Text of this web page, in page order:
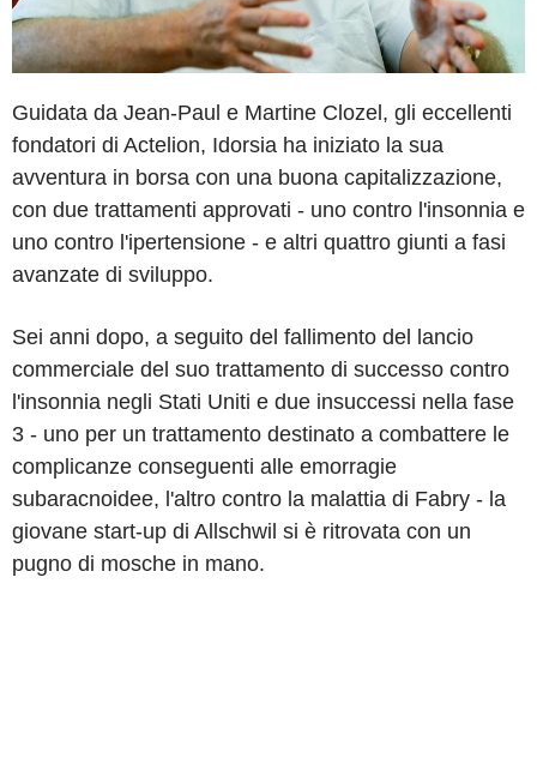
Guidata da Jean-Paul e Martine Clozel, gli eccellenti
fondatori di Actelion, Idorsia ha iniziato la sua
avventura in borsa con una buona capitalizzazione,
con due trattamenti approvati - uno contro l'insonnia e
uno contro l'ipertensione - e altri quattro giunti a fasi
avanzate di sviluppo.
Sei anni dopo, a seguito del fallimento del lancio
commerciale del suo trattamento di successo contro
l'insonnia negli Stati Uniti e due insuccessi nella fase
3 - uno per un trattamento destinato a combattere le
complicanze conseguenti alle emorragie
subaracnoidee, l'altro contro la malattia di Fabry - la
giovane start-up di Allschwil si è ritrovata con un
pugno di mosche in mano.